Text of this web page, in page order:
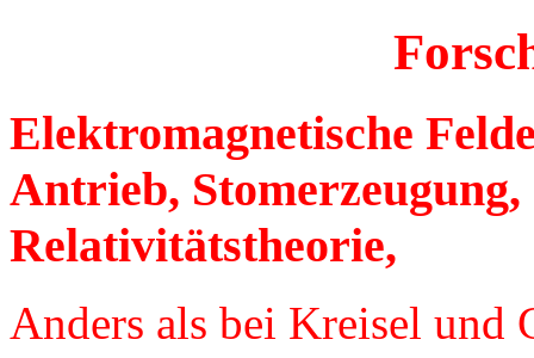
Elektromagnetische
Antrieb,
Relativitätstheorie,
Anders als bei Kreisel und